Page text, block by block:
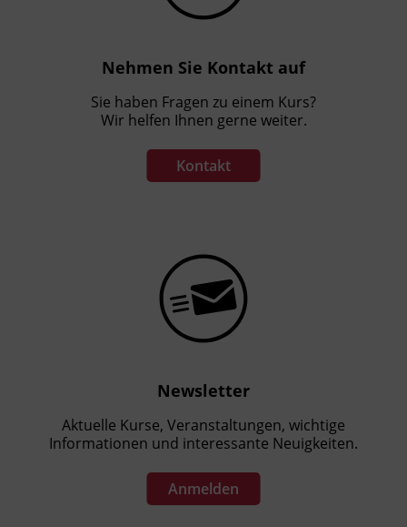
Nehmen Sie Kontakt auf
Sie haben Fragen zu einem Kurs?
Wir helfen Ihnen gerne weiter.
Kontakt
Newsletter
Aktuelle Kurse, Veranstaltungen, wichtige
Informationen und interessante Neuigkeiten.
Anmelden